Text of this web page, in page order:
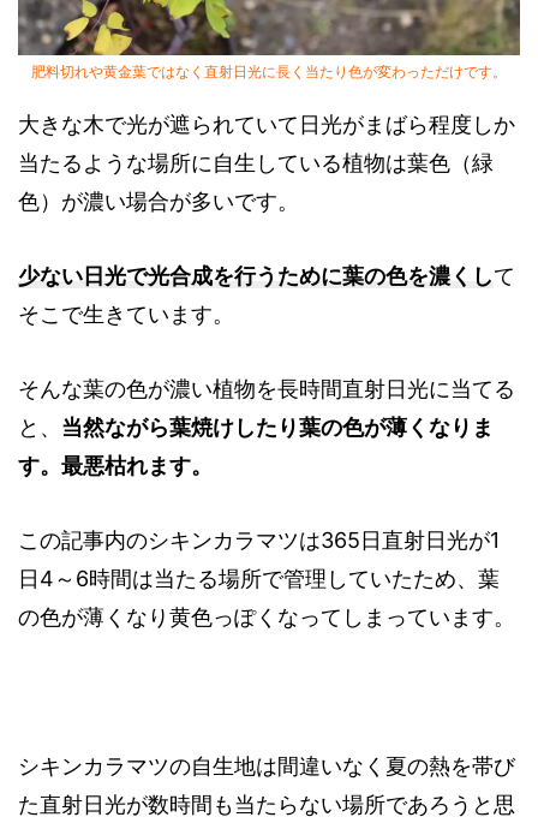
肥料切れや黄金葉ではなく直射日光に長く当たり色が変わっただけです。
大きな木で光が遮られていて日光がまばら程度しか
当たるような場所に自生している植物は葉色（緑
色）が濃い場合が多いです。
少ない日光で光合成を行うために葉の色を濃くして
そこで生きています。
そんな葉の色が濃い植物を長時間直射日光に当てる
と、 当然ながら葉焼けしたり葉の色が薄くなりま
す。最悪枯れます。
この記事内のシキンカラマツは365日直射日光が1
日4～6時間は当たる場所で管理していたため、葉
の色が薄くなり黄色っぽくなってしまっています。
シキンカラマツの自生地は間違いなく夏の熱を帯び
た直射日光が数時間も当たらない場所であろうと思